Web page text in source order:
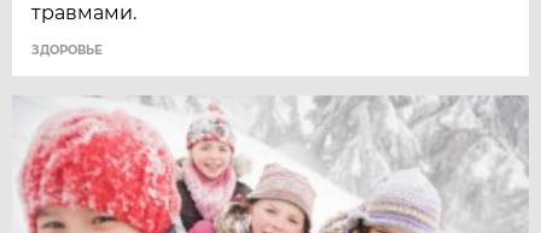
травмами.
ЗДОРОВЬЕ